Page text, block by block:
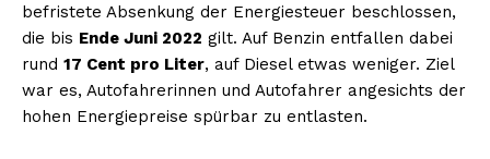
befristete Absenkung der Energiesteuer beschlossen,
die bis Ende Juni 2022 gilt. Auf Benzin entfallen dabei
rund 17 Cent pro Liter, auf Diesel etwas weniger. Ziel
war es, Autofahrerinnen und Autofahrer angesichts der
hohen Energiepreise spürbar zu entlasten.